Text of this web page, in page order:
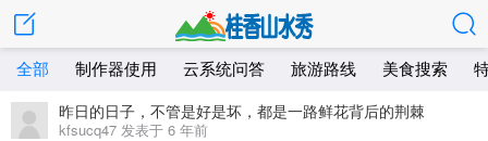
全部 制作器使用 云系统问答 旅游路线 美食搜索
昨日的日子，不管是好是坏，都是一路鲜花背后的荆棘
kfsucq47 发表于 6 年前